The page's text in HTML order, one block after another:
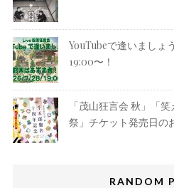
YouTubeで逢いましょ
19:00〜！
「茂山狂言会 秋」「
祭」チケット発売日の
RANDOM